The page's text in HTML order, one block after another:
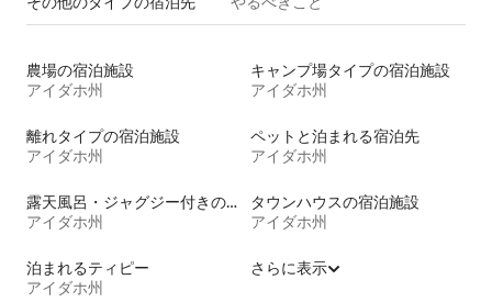
農場の宿泊施設
アイダホ州
キャンプ場タイプの宿泊施設
アイダホ州
離れタイプの宿泊施設
アイダホ州
ペットと泊まれる宿泊先
アイダホ州
露天風呂・ジャグジー付きの宿泊施設
アイダホ州
タウンハウスの宿泊施設
アイダホ州
泊まれるティピー
アイダホ州
さらに表示